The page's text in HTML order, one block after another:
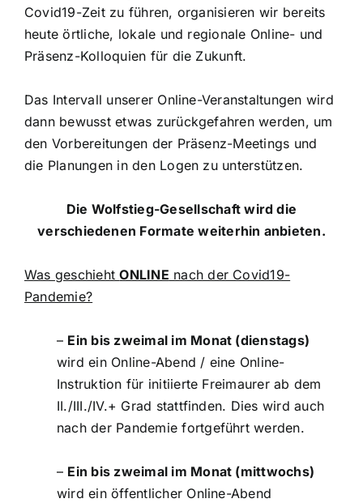
Covid19-Zeit zu führen, organisieren wir bereits
heute örtliche, lokale und regionale Online- und
Präsenz-Kolloquien für die Zukunft.
Das Intervall unserer Online-Veranstaltungen wird
dann bewusst etwas zurückgefahren werden, um
den Vorbereitungen der Präsenz-Meetings und
die Planungen in den Logen zu unterstützen.
Die Wolfstieg-Gesellschaft wird die
verschiedenen Formate weiterhin anbieten.
Was geschiehtONLINE nach der Covid19-
Pandemie?
– Ein bis zweimal im Monat (dienstags)
wird ein Online-Abend / eine Online-
Instruktion für initiierte Freimaurer ab dem
II./III./IV.+ Grad stattfinden. Dies wird auch
nach der Pandemie fortgeführt werden.
– Ein bis zweimal im Monat (mittwochs)
wird ein öffentlicher Online-Abend